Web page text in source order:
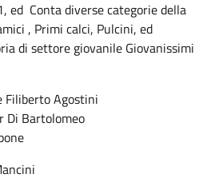
ed Conta diverse categorie della
, Primi calci, Pulcini, ed
di settore giovanile Giovanissimi
Filiberto Agostini
Di Bartolomeo